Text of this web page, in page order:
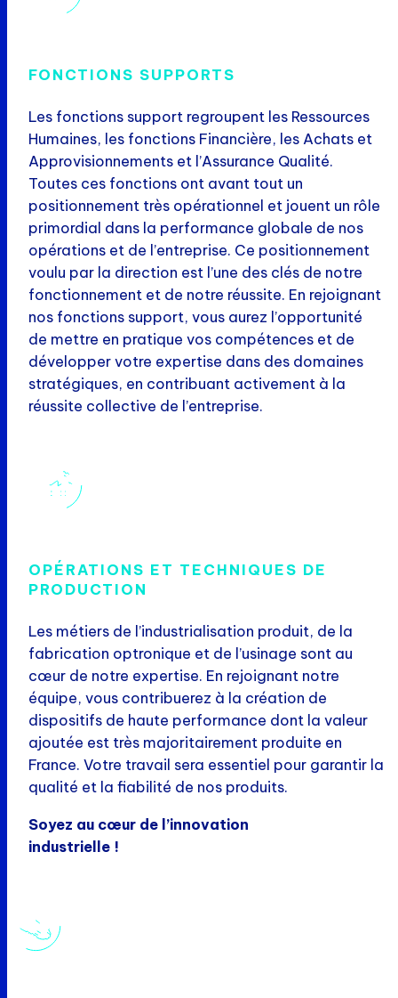
FONCTIONS SUPPORTS
Les fonctions support regroupent les Ressources
Humaines, les fonctions Financière, les Achats et
Approvisionnements et l’Assurance Qualité.
Toutes ces fonctions ont avant tout un
positionnement très opérationnel et jouent un rôle
primordial dans la performance globale de nos
opérations et de l’entreprise. Ce positionnement
voulu par la direction est l’une des clés de notre
fonctionnement et de notre réussite. En rejoignant
nos fonctions support, vous aurez l’opportunité
de mettre en pratique vos compétences et de
développer votre expertise dans des domaines
stratégiques, en contribuant activement à la
réussite collective de l’entreprise.
OPÉRATIONS ET TECHNIQUES DE
PRODUCTION
Les métiers de l’industrialisation produit, de la
fabrication optronique et de l’usinage sont au
cœur de notre expertise. En rejoignant notre
équipe, vous contribuerez à la création de
dispositifs de haute performance dont la valeur
ajoutée est très majoritairement produite en
France. Votre travail sera essentiel pour garantir la
qualité et la fiabilité de nos produits.
Soyez au cœur de l’innovation
industrielle !